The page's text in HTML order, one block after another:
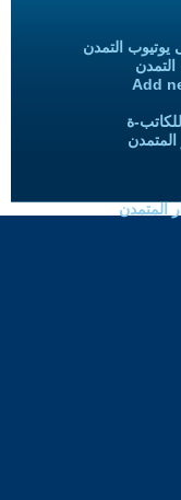
يوتيوب التمدن
Add
ة
المتمدن